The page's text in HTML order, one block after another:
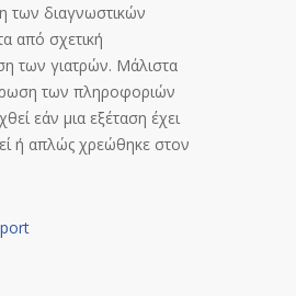
των διαγνωστικών
από σχετική
των γιατρών. Μάλιστα
των πληροφοριών
εάν μια εξέταση έχει
ή απλώς χρεώθηκε στον